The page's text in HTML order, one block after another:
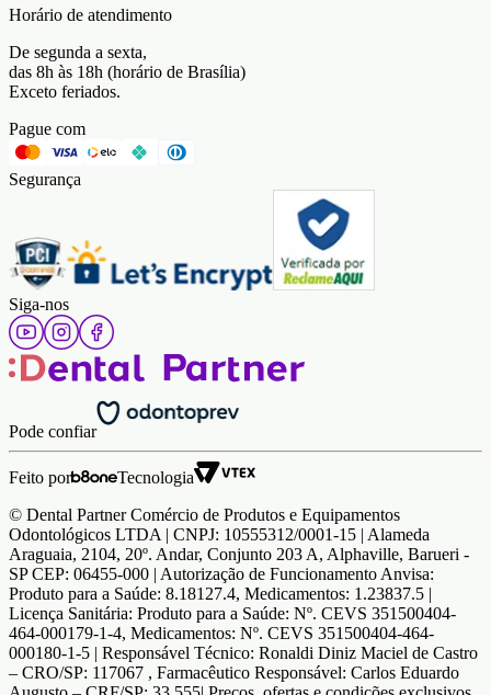
Horário de atendimento
De segunda a sexta,
das 8h às 18h (horário de Brasília)
Exceto feriados.
Pague com
Segurança
Siga-nos
Pode confiar
Feito por
Tecnologia
© Dental Partner Comércio de Produtos e Equipamentos
Odontológicos LTDA | CNPJ: 10555312/0001-15 | Alameda
Araguaia, 2104, 20º. Andar, Conjunto 203 A, Alphaville, Barueri -
SP CEP: 06455-000 | Autorização de Funcionamento Anvisa:
Produto para a Saúde: 8.18127.4, Medicamentos: 1.23837.5 |
Licença Sanitária: Produto para a Saúde: Nº. CEVS 351500404-
464-000179-1-4, Medicamentos: Nº. CEVS 351500404-464-
000180-1-5 | Responsável Técnico: Ronaldi Diniz Maciel de Castro
– CRO/SP: 117067 , Farmacêutico Responsável: Carlos Eduardo